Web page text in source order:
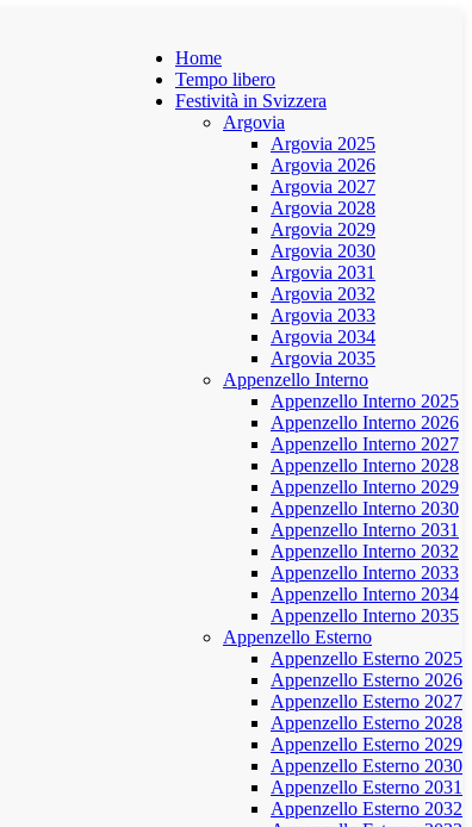
Home
Tempo libero
Festività in Svizzera
Argovia
Argovia 2025
Argovia 2026
Argovia 2027
Argovia 2028
Argovia 2029
Argovia 2030
Argovia 2031
Argovia 2032
Argovia 2033
Argovia 2034
Argovia 2035
Appenzello Interno
Appenzello Interno 2025
Appenzello Interno 2026
Appenzello Interno 2027
Appenzello Interno 2028
Appenzello Interno 2029
Appenzello Interno 2030
Appenzello Interno 2031
Appenzello Interno 2032
Appenzello Interno 2033
Appenzello Interno 2034
Appenzello Interno 2035
Appenzello Esterno
Appenzello Esterno 2025
Appenzello Esterno 2026
Appenzello Esterno 2027
Appenzello Esterno 2028
Appenzello Esterno 2029
Appenzello Esterno 2030
Appenzello Esterno 2031
Appenzello Esterno 2032